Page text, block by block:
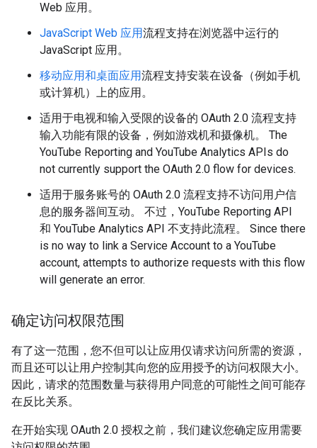
Web 应用。
JavaScript Web 应用流程支持在浏览器中运行的
JavaScript 应用。
移动应用和桌面应用流程支持安装在设备（例如手机
或计算机）上的应用。
适用于电视和输入受限的设备的 OAuth 2.0 流程支持
输入功能有限的设备，例如游戏机和摄像机。 The
YouTube Reporting and YouTube Analytics APIs do
not currently support the OAuth 2.0 flow for devices.
适用于服务账号的 OAuth 2.0 流程支持不访问用户信
息的服务器间互动。 不过， YouTube Reporting API
和 YouTube Analytics API 不支持此流程。 Since there
is no way to link a Service Account to a YouTube
account, attempts to authorize requests with this flow
will generate an error.
确定访问权限范围
有了这一范围，您不但可以让应用仅请求访问所需的资源，
而且还可以让用户控制其向您的应用授予的访问权限大小。
因此，请求的范围数量与获得用户同意的可能性之间可能存
在反比关系。
在开始实现 OAuth 2.0 授权之前，我们建议您确定应用需要